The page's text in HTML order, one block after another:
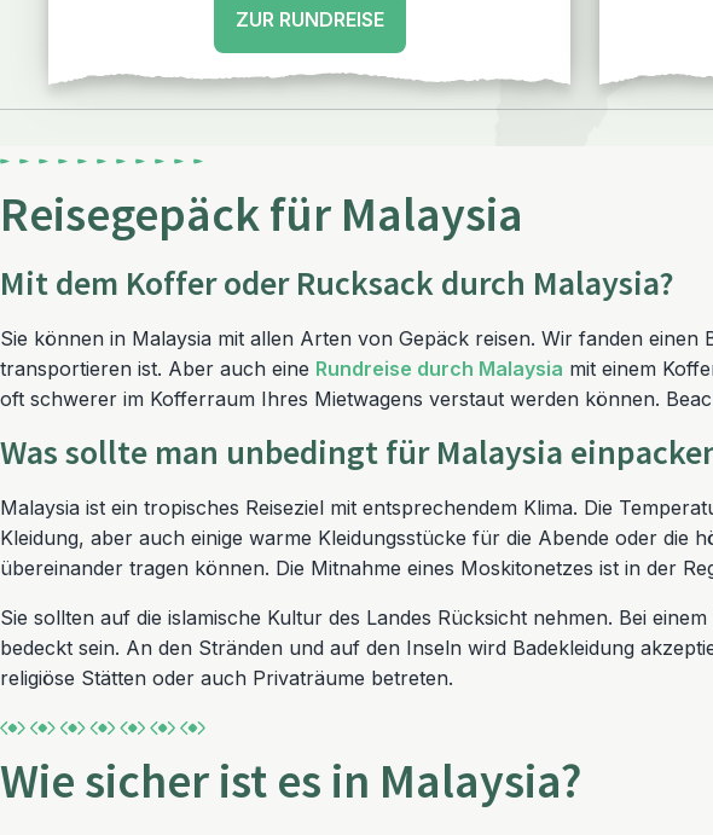
ZUR RUNDREISE
Reisegepäck für Malaysia
Mit dem Koffer oder Rucksack durch Malaysia?
Sie können in Malaysia mit allen Arten von Gepäck reisen. Wir fanden
transportieren ist. Aber auch eine Rundreise durch Malaysia mit einem
oft schwerer im Kofferraum Ihres Mietwagens verstaut werden können.
Was sollte man unbedingt für Malaysia
Malaysia ist ein tropisches Reiseziel mit entsprechendem Klima. Die
Kleidung, aber auch einige warme Kleidungsstücke für die Abende oder die
übereinander tragen können. Die Mitnahme eines Moskitonetzes ist in der
Sie sollten auf die islamische Kultur des Landes Rücksicht nehmen. Bei
bedeckt sein. An den Stränden und auf den Inseln wird Badekleidung
religiöse Stätten oder auch Privaträume betreten.
Wie sicher ist es in Malaysia?